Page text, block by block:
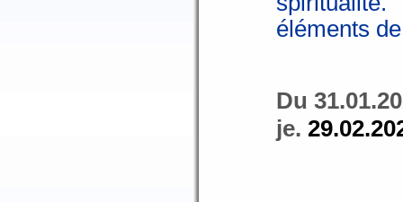
éléments
Du
je.